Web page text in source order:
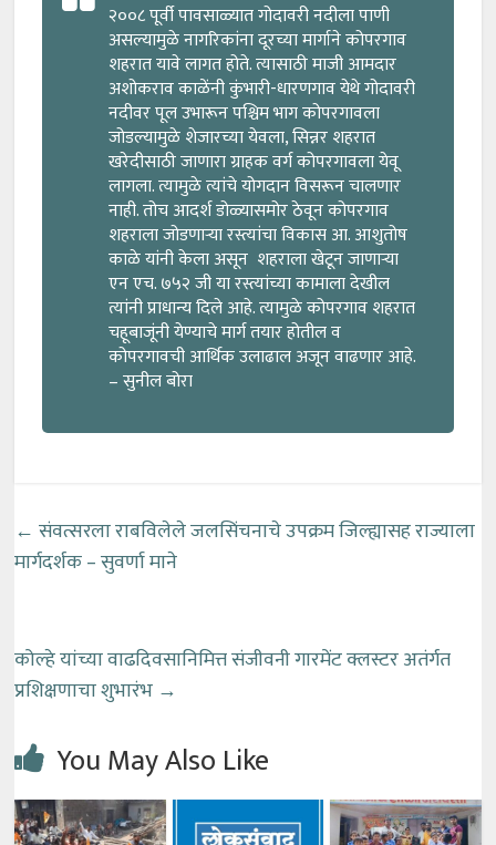
२००८ पूर्वी पावसाळ्यात गोदावरी नदीला पाणी
असल्यामुळे नागरिकांना दूरच्या मार्गाने कोपरगाव
शहरात यावे लागत होते. त्यासाठी माजी आमदार
अशोकराव काळेंनी कुंभारी-धारणगाव येथे गोदावरी
नदीवर पूल उभारून पश्चिम भाग कोपरगावला
जोडल्यामुळे शेजारच्या येवला, सिन्नर शहरात
खरेदीसाठी जाणारा ग्राहक वर्ग कोपरगावला येवू
लागला. त्यामुळे त्यांचे योगदान विसरून चालणार
नाही. तोच आदर्श डोळ्यासमोर ठेवून कोपरगाव
शहराला जोडणाऱ्या रस्त्यांचा विकास आ. आशुतोष
काळे यांनी केला असून शहराला खेटून जाणाऱ्या
एन एच. ७५२ जी या रस्त्यांच्या कामाला देखील
त्यांनी प्राधान्य दिले आहे. त्यामुळे कोपरगाव शहरात
चहूबाजूंनी येण्याचे मार्ग तयार होतील व
कोपरगावची आर्थिक उलाढाल अजून वाढणार आहे.
– सुनील बोरा
← संवत्सरला राबविलेले जलसिंचनाचे उपक्रम जिल्ह्यासह राज्याला
मार्गदर्शक – सुवर्णा माने
कोल्हे यांच्या वाढदिवसानिमित्त संजीवनी गारमेंट क्लस्टर अतंर्गत
प्रशिक्षणाचा शुभारंभ →
You May Also Like